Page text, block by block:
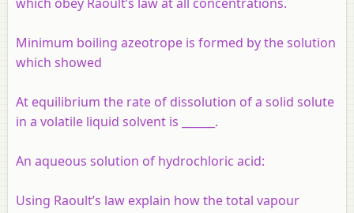
Minimum boiling azeotrope is formed by the solution
which showed
At equilibrium the rate of dissolution of a solid solute
in a volatile liquid solvent is ______.
An aqueous solution of hydrochloric acid:
Using Raoult’s law explain how the total vapour